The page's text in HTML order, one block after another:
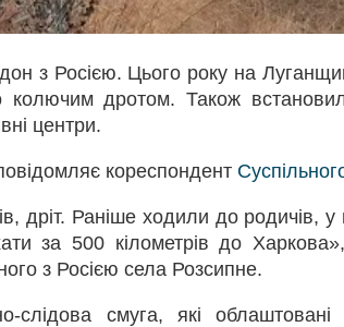
з Росією. Цього року на
колючим дротом. Також
центри.
кореспондент
дріт. Раніше ходили до родичів,
за 500 кілометрів до
з Росією села Розсипне.
слідова смуга, які облаштовані